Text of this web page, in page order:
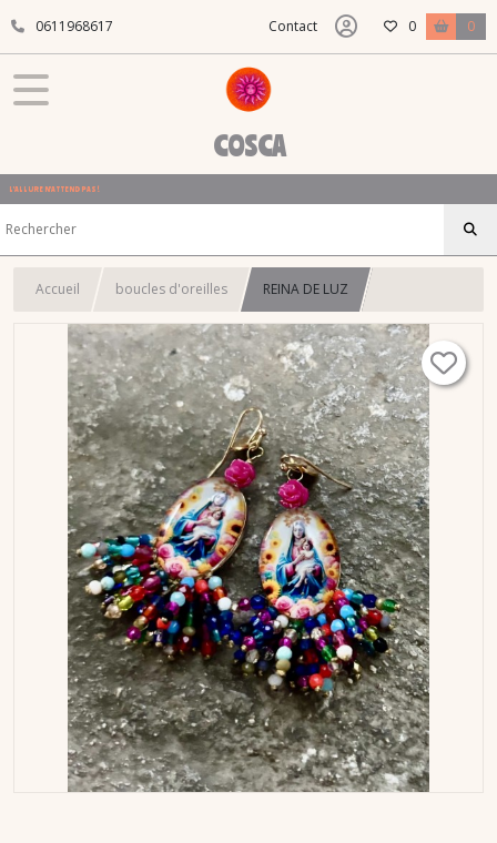
0611968617 Contact 0 0
COSCA
L'ALLURE N'ATTEND PAS !
Accueil boucles d'oreilles REINA DE LUZ